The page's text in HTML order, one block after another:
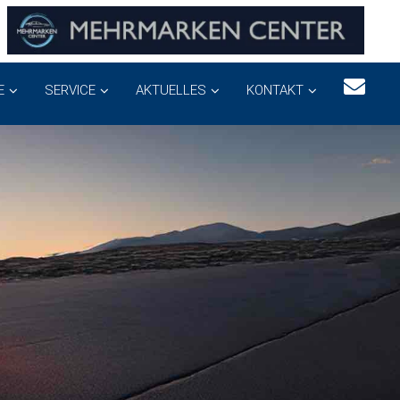
SERVICE AKTUELLES KONTAKT